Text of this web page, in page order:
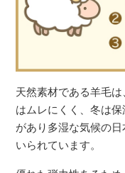
天然素材である羊毛
はムレにくく、冬は
があり多湿な気候の
いられています。